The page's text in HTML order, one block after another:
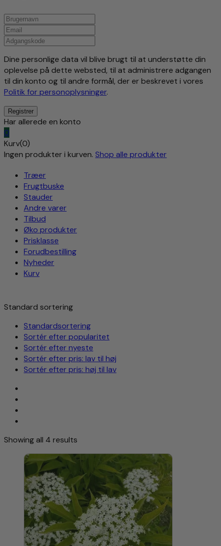
Dine personlige data vil blive brugt til at understøtte din
oplevelse på dette websted, til at administrere adgangen
til din konto og til andre formål, der er beskrevet i vores
Politik for personoplysninger.
Har allerede en konto
0
Kurv(0)
Ingen produkter i kurven. Shop alle produkter
Træer
Frugtbuske
Stauder
Andre varer
Tilbud
Øko produkter
Prisklasse
Forudbestilling
Nyheder
Kurv
Standard sortering
Standardsortering
Sortér efter popularitet
Sortér efter nyeste
Sortér efter pris: lav til høj
Sortér efter pris: høj til lav
Showing all 4 results